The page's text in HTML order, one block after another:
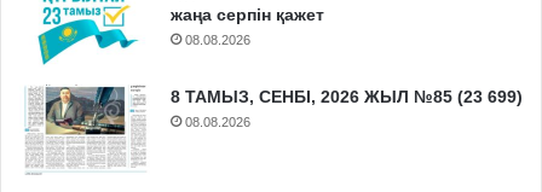
жаңа серпін қажет
08.08.2026
8 ТАМЫЗ, СЕНБІ, 2026 ЖЫЛ №85 (23 699)
08.08.2026